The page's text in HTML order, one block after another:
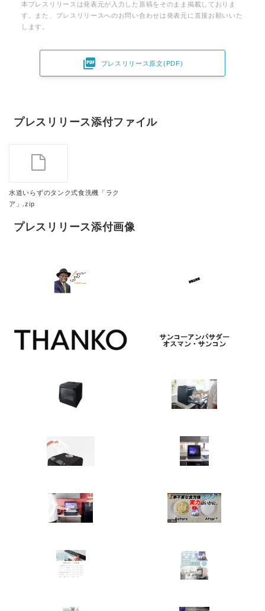
本プレスリリースは発表元が入力した原稿をそのまま掲載しておりま
す。また、プレスリリースへのお問い合わせは発表元に直接お願いいた
します。
 プレスリリース原文(PDF)
プレスリリース添付ファイル
水道いらずのタンク式食洗機「ラク
ア」.zip
プレスリリース添付画像